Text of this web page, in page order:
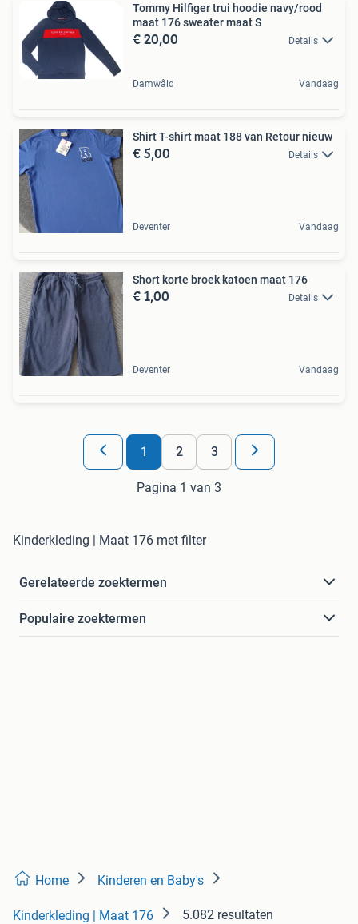
Tommy Hilfiger trui hoodie navy/rood
maat 176 sweater maat S
€ 20,00 Details
Damwâld Vandaag
Shirt T-shirt maat 188 van Retour nieuw
€ 5,00 Details
Deventer Vandaag
Short korte broek katoen maat 176
€ 1,00 Details
Deventer Vandaag
1 2 3
Pagina 1 van 3
Kinderkleding | Maat 176 met filter
Gerelateerde zoektermen
Populaire zoektermen
Home Kinderen en Baby's
Kinderkleding | Maat 176 5.082 resultaten